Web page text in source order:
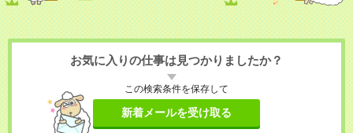
お気に入りの仕事は見つかりましたか？
この検索条件を保存して
新着メールを受け取る